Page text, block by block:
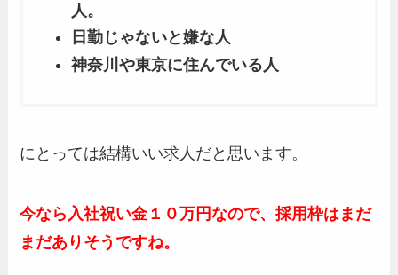
人。
日勤じゃないと嫌な人
神奈川や東京に住んでいる人
にとっては結構いい求人だと思います。
今なら入社祝い金１０万円なので、採用枠はまだ
まだありそうですね。